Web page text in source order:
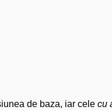
de baza, iar cele cu